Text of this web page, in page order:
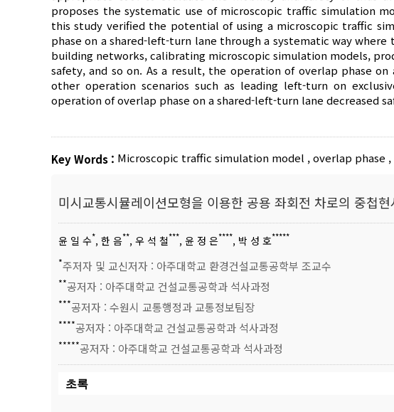
proposes the systematic use of microscopic traffic simulation
this study verified the potential of using a microscopic traffic
phase on a shared-left-turn lane through a systematic way
building networks, calibrating microscopic simulation models,
safety, and so on. As a result, the operation of overlap phase
other operation scenarios such as leading left-turn on
operation of overlap phase on a shared-left-turn lane decreased
Key Words : Microscopic traffic simulation model ,overlap phase ,
미시교통시뮬레이션모형을 이용한 공용 좌회전 차로의 중첩
윤 일 수*, 한 음**, 우 석 철***, 윤 정 은****, 박 성 호*****
*주저자 및 교신저자 : 아주대학교 환경건설교통공학부 조교수
**공저자 : 아주대학교 건설교통공학과 석사과정
***공저자 : 수원시 교통행정과 교통정보팀장
****공저자 : 아주대학교 건설교통공학과 석사과정
*****공저자 : 아주대학교 건설교통공학과 석사과정
초록